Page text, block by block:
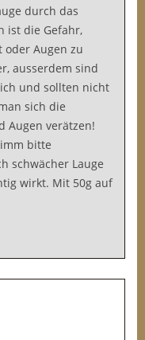
durch das
ist die Gefahr,
oder Augen zu
ausserdem sind
und sollten nicht
sich die
Augen verätzen!
bitte
schwächer Lauge
wirkt. Mit 50g auf